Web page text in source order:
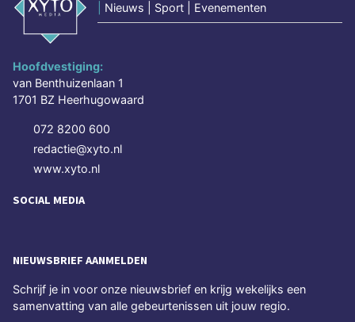
Nieuws | Sport | Evenementen
Hoofdvestiging:
van Benthuizenlaan 1
1701 BZ Heerhugowaard
072 8200 600
redactie@xyto.nl
www.xyto.nl
SOCIAL MEDIA
NIEUWSBRIEF AANMELDEN
Schrijf je in voor onze nieuwsbrief en krijg wekelijks een
samenvatting van alle gebeurtenissen uit jouw regio.